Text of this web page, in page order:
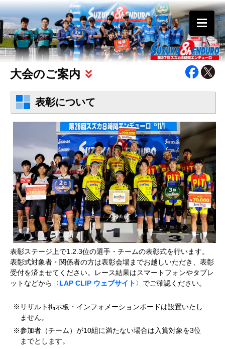
大会のご案内
競技種目・解説
種目一覧表
大会スケジュール
ご注意と禁止事項
表彰について
表彰ステージ上で1.2.3位の選手・チームの表彰式を行います。
表彰式対象者・関係者の方は表彰会場までお越しいただき、表彰
受付を済ませてください。レース結果はスマートフォンやタブレ
ットなどから〈LAP CLIP ウェブサイト 〉でご確認ください。
※リザルト掲示板・インフォメーションボードは設置いたし
ません。
※参加者（チーム）が10組に満たない場合は入賞対象を3位
までとします。